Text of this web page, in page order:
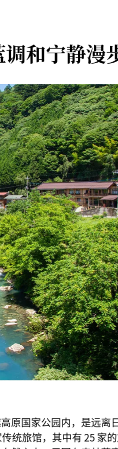
和宁静漫
原国家公园内，是远离
统旅馆，其中有 25 家